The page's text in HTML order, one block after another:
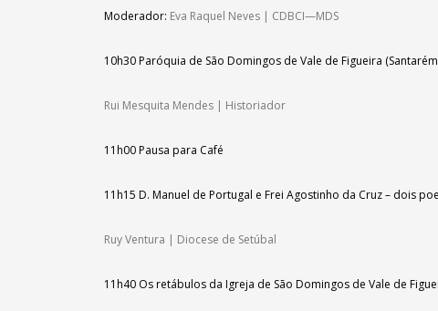
Moderador: Eva Raquel Neves | CDBCI—MDS
10h30 Paróquia de São Domingos de Vale de Figueira
Rui Mesquita Mendes | Historiador
11h00 Pausa para Café
11h15 D. Manuel de Portugal e Frei Agostinho da Cruz – dois
Ruy Ventura | Diocese de Setúbal
11h40 Os retábulos da Igreja de São Domingos de Vale de